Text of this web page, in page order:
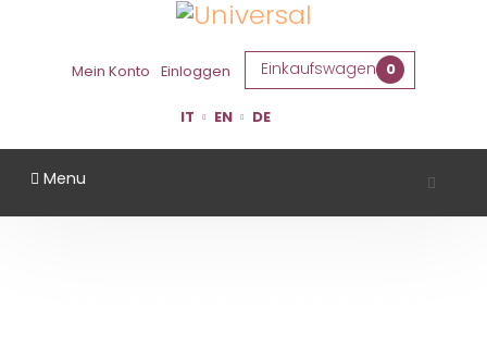
Mein Konto Einloggen Einkaufswagen 0
IT EN DE
Menu